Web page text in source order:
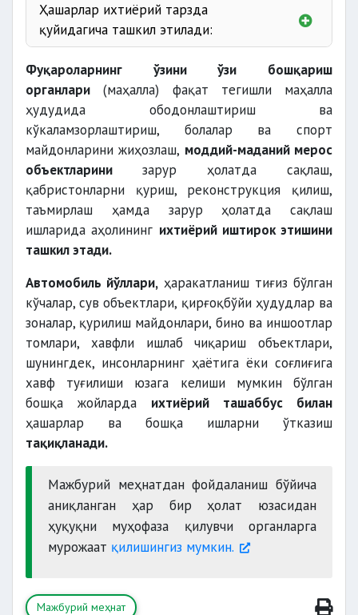
Ҳашарлар ихтиёрий тарзда
қуйидагича ташкил этилади:
Вазирлар
Маҳкамасининг қарори мавжуд бўлганда;
меҳнатни муҳофаза қилиш ва
хавфсизлик нормаларига
жамоат ишлари,
кўкаламзорлаштириш,
Фуқароларнинг ўзини ўзи бошқариш
органлари (маҳалла) фақат тегишли маҳалла
ҳудудида ободонлаштириш ва
кўкаламзорлаштириш, болалар ва спорт
майдонларини жиҳозлаш, моддий-маданий мерос
объектларини зарур ҳолатда сақлаш,
қабристонларни қуриш, реконструкция қилиш,
таъмирлаш ҳамда зарур ҳолатда сақлаш
ишларида аҳолининг ихтиёрий иштирок этишини
ташкил этади.
Автомобиль йўллари, ҳаракатланиш тиғиз бўлган
кўчалар, сув объектлари, қирғоқбўйи ҳудудлар ва
зоналар, қурилиш майдонлари, бино ва иншоотлар
томлари, хавфли ишлаб чиқариш объектлари,
шунингдек, инсонларнинг ҳаётига ёки соғлиғига
хавф туғилиши юзага келиши мумкин бўлган
бошқа жойларда ихтиёрий ташаббус билан
ҳашарлар ва бошқа ишларни ўтказиш
тақиқланади.
Мажбурий меҳнатдан фойдаланиш бўйича
аниқланган ҳар бир ҳолат юзасидан
ҳуқуқни муҳофаза қилувчи органларга
мурожаат қилишингиз мумкин.
Мажбурий меҳнат